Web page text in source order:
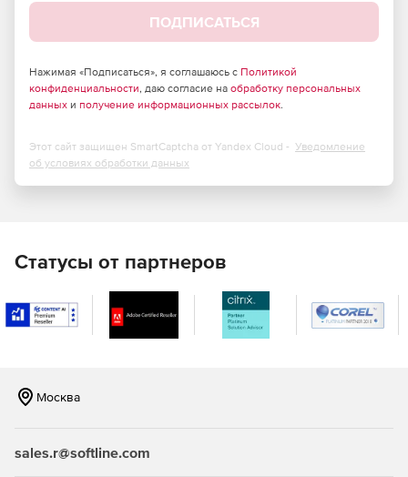
приложений, изменив одно свойство с помощью
готовых тем для Bootstrap и веб-браузера Progress
Saas ThemeBuilder.
Современный интерфейс для чат-ботов.
ПОДПИСАТЬСЯ
Нажимая «Подписаться», я соглашаюсь с Политикой
конфиденциальности, даю согласие на обработку персональных
данных и получение информационных рассылок.
Этот сайт защищен SmartCaptcha от Yandex Cloud - Уведомление
об условиях обработки данных
Статусы от партнеров
Москва
sales.r@softline.com